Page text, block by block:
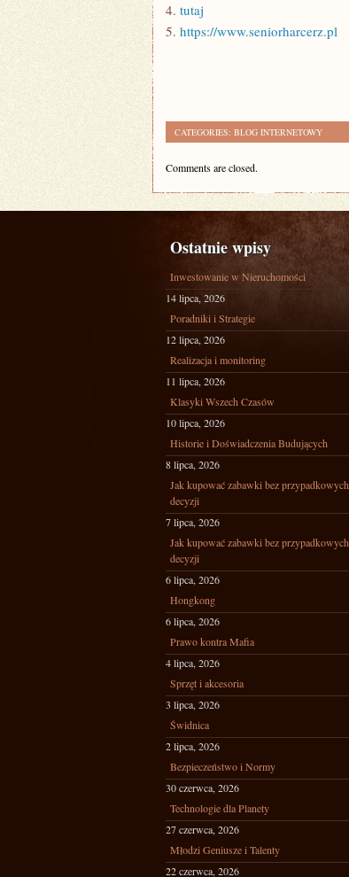
4. tutaj
5. https://www.seniorharcerz.pl
CATEGORIES: BLOG INTERNETOWY
Comments are closed.
Ostatnie wpisy
Inwestowanie w Nieruchomości
14 lipca, 2026
Poradniki i Strategie
12 lipca, 2026
Realizacja i monitoring
11 lipca, 2026
Klasyki Wszech Czasów
10 lipca, 2026
Historie i Doświadczenia Budujących
8 lipca, 2026
Jak kupować zabawki bez przypadkowych
decyzji
7 lipca, 2026
Jak kupować zabawki bez przypadkowych
decyzji
6 lipca, 2026
Hongkong
6 lipca, 2026
Prawo kontra Mafia
4 lipca, 2026
Sprzęt i akcesoria
3 lipca, 2026
Świdnica
2 lipca, 2026
Bezpieczeństwo i Normy
30 czerwca, 2026
Technologie dla Planety
27 czerwca, 2026
Młodzi Geniusze i Talenty
22 czerwca, 2026